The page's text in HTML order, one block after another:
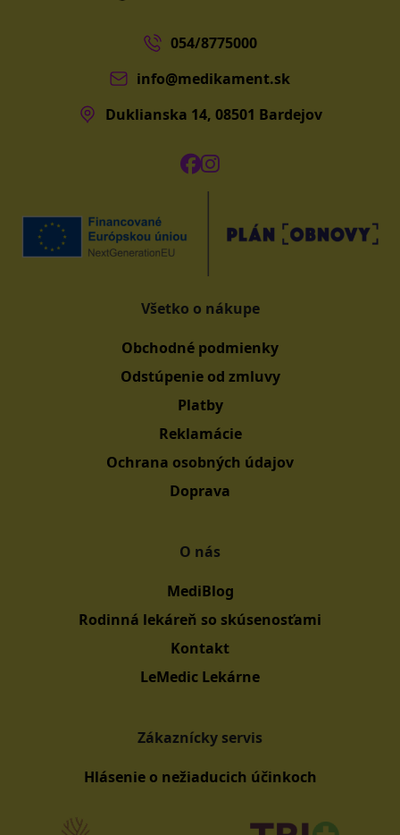
054/8775000
info@medikament.sk
Duklianska 14, 08501 Bardejov
Všetko o nákupe
Obchodné podmienky
Odstúpenie od zmluvy
Platby
Reklamácie
Ochrana osobných údajov
Doprava
O nás
MediBlog
Rodinná lekáreň so skúsenosťami
Kontakt
LeMedic Lekárne
Zákaznícky servis
Hlásenie o nežiaducich účinkoch